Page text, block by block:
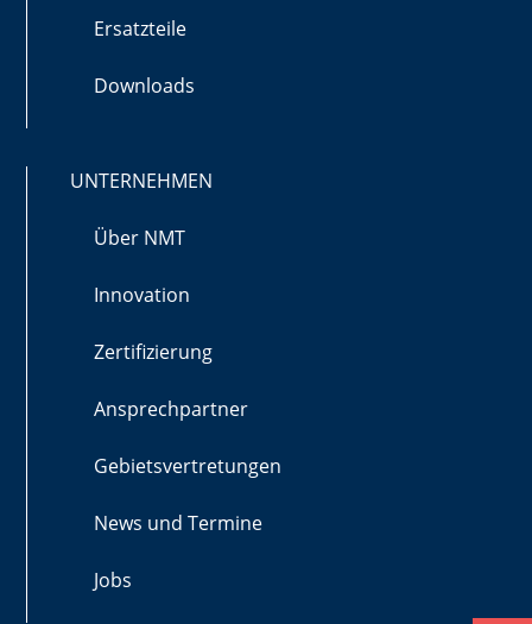
Ersatzteile
Downloads
UNTERNEHMEN
Über NMT
Innovation
Zertifizierung
Ansprechpartner
Gebietsvertretungen
News und Termine
Jobs